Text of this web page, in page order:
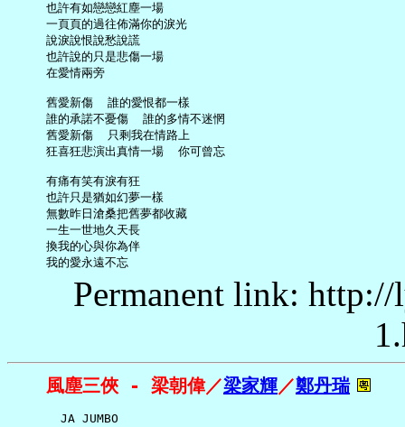
     也許有如戀戀紅塵一場
     一頁頁的過往佈滿你的淚光
     說淚說恨說愁說謊
     也許說的只是悲傷一場
     在愛情兩旁
     舊愛新傷  誰的愛恨都一樣
     誰的承諾不憂傷  誰的多情不迷惘
     舊愛新傷  只剩我在情路上
     狂喜狂悲演出真情一場  你可曾忘
     有痛有笑有淚有狂
     也許只是猶如幻夢一樣
     無數昨日滄桑把舊夢都收藏
     一生一世地久天長
     換我的心與你為伴
Permanent link:
風塵三俠 - 梁朝偉／梁家輝／鄭丹瑞
       JA JUMBO